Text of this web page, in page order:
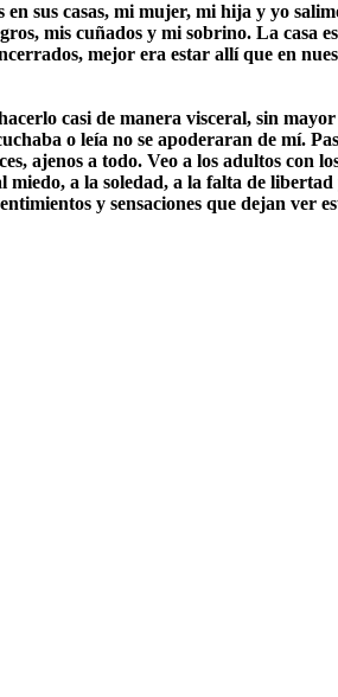
sus casas, mi mujer, mi hija y yo
mis cuñados y mi sobrino. La casa
mejor era estar allí que en
casi de manera visceral, sin
o leía no se apoderaran de mí.
ajenos a todo. Veo a los adultos con
a la soledad, a la falta de
y sensaciones que dejan ver